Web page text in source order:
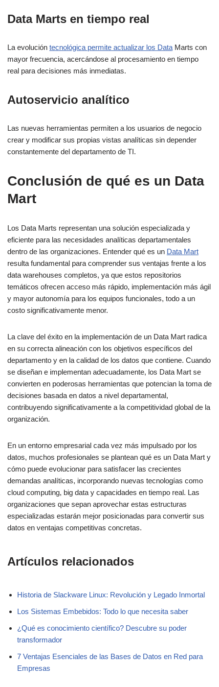
Data Marts en tiempo real
La evolución tecnológica permite actualizar los Data Marts con
mayor frecuencia, acercándose al procesamiento en tiempo
real para decisiones más inmediatas.
Autoservicio analítico
Las nuevas herramientas permiten a los usuarios de negocio
crear y modificar sus propias vistas analíticas sin depender
constantemente del departamento de TI.
Conclusión de qué es un Data
Mart
Los Data Marts representan una solución especializada y
eficiente para las necesidades analíticas departamentales
dentro de las organizaciones. Entender qué es un Data Mart
resulta fundamental para comprender sus ventajas frente a los
data warehouses completos, ya que estos repositorios
temáticos ofrecen acceso más rápido, implementación más ágil
y mayor autonomía para los equipos funcionales, todo a un
costo significativamente menor.
La clave del éxito en la implementación de un Data Mart radica
en su correcta alineación con los objetivos específicos del
departamento y en la calidad de los datos que contiene. Cuando
se diseñan e implementan adecuadamente, los Data Mart se
convierten en poderosas herramientas que potencian la toma de
decisiones basada en datos a nivel departamental,
contribuyendo significativamente a la competitividad global de la
organización.
En un entorno empresarial cada vez más impulsado por los
datos, muchos profesionales se plantean qué es un Data Mart y
cómo puede evolucionar para satisfacer las crecientes
demandas analíticas, incorporando nuevas tecnologías como
cloud computing, big data y capacidades en tiempo real. Las
organizaciones que sepan aprovechar estas estructuras
especializadas estarán mejor posicionadas para convertir sus
datos en ventajas competitivas concretas.
Artículos relacionados
Historia de Slackware Linux: Revolución y Legado Inmortal
Los Sistemas Embebidos: Todo lo que necesita saber
¿Qué es conocimiento científico? Descubre su poder
transformador
7 Ventajas Esenciales de las Bases de Datos en Red para
Empresas